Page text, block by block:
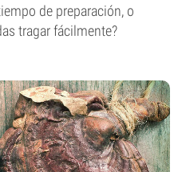
de preparación, o
tragar fácilmente?